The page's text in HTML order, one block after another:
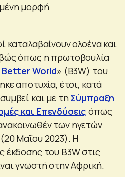
μορφή
καταλαβαίνουν ολοένα και
όπως η πρωτοβουλία
Better World» (B3W) του
αποτυχία, έτσι, κατά
και με τηΣύμπραξη
και Επενδύσεις όπως
των ηγετών
(20 Μαΐου 2023). Η
έκδοσης του B3W στις
γνωστή στην Αφρική.